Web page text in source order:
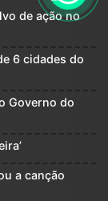
de ação no
6 cidades do
Governo do
a canção